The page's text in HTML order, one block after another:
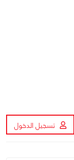
تسجيل الدخول